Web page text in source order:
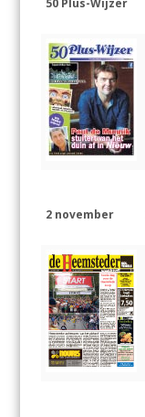
50 Plus-Wijzer
2 november